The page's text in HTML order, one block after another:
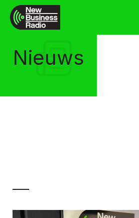
Nieuws